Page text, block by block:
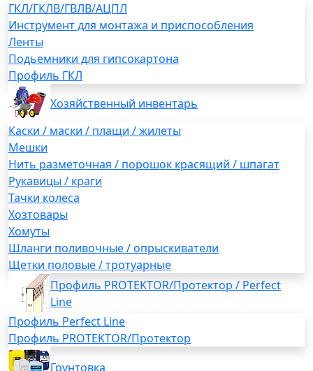
ГКЛ/ГКЛВ/ГВЛВ/АЦПЛ
Инструмент для монтажа и приспособления
Ленты
Подьемники для гипсокартона
Профиль ГКЛ
Хозяйственный инвентарь
Каски / маски / плащи / жилеты
Мешки
Нить разметочная / порошок красящий / шпагат
Рукавицы / краги
Тачки колеса
Хозтовары
Хомуты
Шланги поливочные / опрыскиватели
Щетки половые / тротуарные
Профиль PROTEKTOR/Протектор / Perfect
Line
Профиль Perfect Line
Профиль PROTEKTOR/Протектор
Грунтовка